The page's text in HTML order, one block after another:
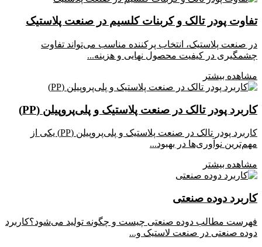
تفاوت پودر تالک و کربنات کلسیم در صنعت پلاستیک
در صنعت پلاستیک، انتخاب پرکننده مناسب می‌تواند تفاوت
چشمگیری در کیفیت محصول نهایی و هزینه...
مشاهده بیشتر
کاربرد پودر تالک در صنعت پلاستیک و پلی‌پروپیلن (PP)
کاربرد پودر تالک در صنعت پلاستیک و پلی‌پروپیلن (PP) یکی از
مهم‌ترین نوآوری‌ها در بهبود...
مشاهده بیشتر
کاربرد دوده صنعتی
فهرست مطالب دوده صنعتی چیست و چگونه تولید می‌شود؟کاربرد
دوده صنعتی در صنعت لاستیک و...